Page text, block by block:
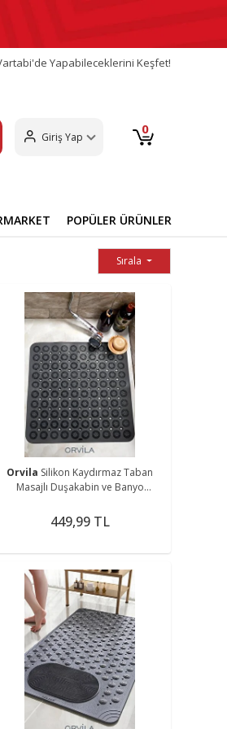
Yapabileceklerini Keşfet!
Giriş Yap 0
POPÜLER ÜRÜNLER
Sırala
Orvila Silikon Kaydırmaz Taban
Masajlı Duşakabin ve Banyo
Masajlı Paspas
449,99 TL